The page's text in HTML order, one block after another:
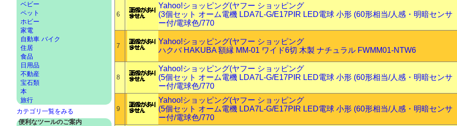
6
Yahoo!ショッピング(ヤフー ショッピング
(3個セット オーム電機 LDA7L-G/E17PIR LED電球 小形 (60形相当/人感・明暗センサ
ー付/電球色/770
7
Yahoo!ショッピング(ヤフー ショッピング
ハクバ HAKUBA 額縁 MM-01 ワイド6切 木製 ナチュラル FWMM01-NTW6
8
Yahoo!ショッピング(ヤフー ショッピング
(5個セット オーム電機 LDA7L-G/E17PIR LED電球 小形 (60形相当/人感・明暗センサ
ー付/電球色/770
9
Yahoo!ショッピング(ヤフー ショッピング
(5個セット オーム電機 LDA7L-G/E17PIR LED電球 小形 (60形相当/人感・明暗センサ
ー付/電球色/770
ベビー
ペット
ホビー
家電
自動車 バイク
住居
食品
日用品
不動産
宝石類
本
旅行
カテゴリ一覧をみる
便利なツールのご案内